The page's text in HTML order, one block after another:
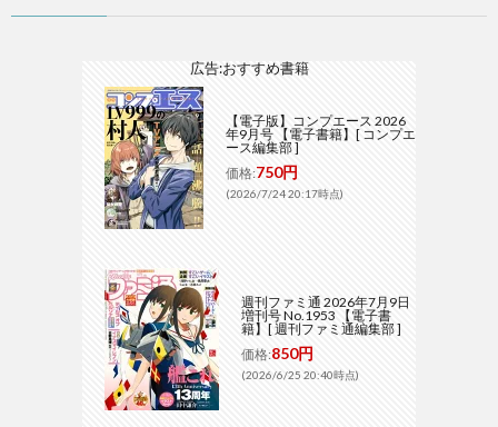
広告:おすすめ書籍
【電子版】コンプエース 2026
年9月号 【電子書籍】[ コンプエ
ース編集部 ]
価格:750円
(2026/7/24 20:17時点)
週刊ファミ通 2026年7月9日
増刊号 No.1953 【電子書
籍】[ 週刊ファミ通編集部 ]
価格:850円
(2026/6/25 20:40時点)